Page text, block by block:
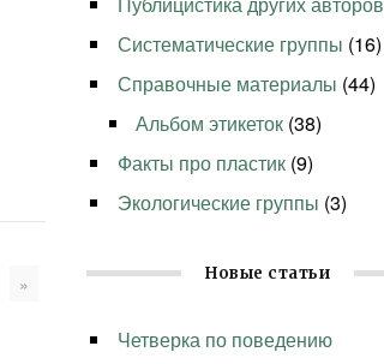
»
Систематические группы (16)
Справочные материалы (44)
Альбом этикеток (38)
Факты про пластик (9)
Экологические группы (3)
Новые статьи
Четверка по поведению